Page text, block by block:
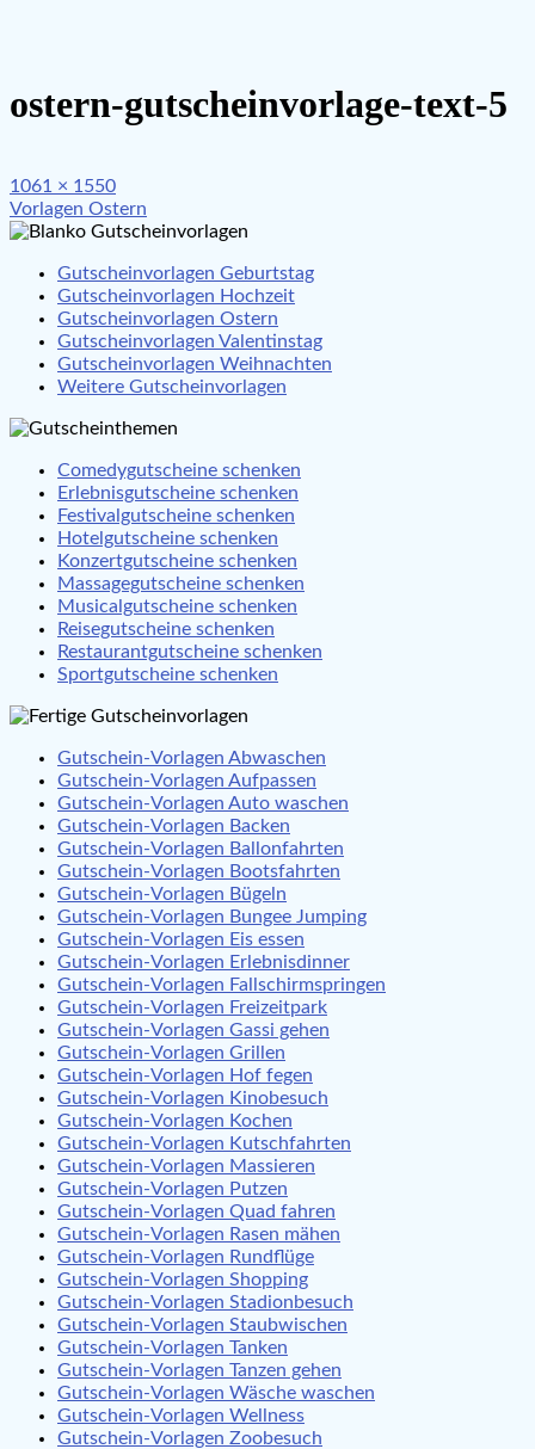
ostern-gutscheinvorlage-text-5
Full
size
1061 × 1550
Beitragsnavigation
Vorlagen Ostern
Gutscheinvorlagen Geburtstag
Gutscheinvorlagen Hochzeit
Gutscheinvorlagen Ostern
Gutscheinvorlagen Valentinstag
Gutscheinvorlagen Weihnachten
Weitere Gutscheinvorlagen
Comedygutscheine schenken
Erlebnisgutscheine schenken
Festivalgutscheine schenken
Hotelgutscheine schenken
Konzertgutscheine schenken
Massagegutscheine schenken
Musicalgutscheine schenken
Reisegutscheine schenken
Restaurantgutscheine schenken
Sportgutscheine schenken
Gutschein-Vorlagen Abwaschen
Gutschein-Vorlagen Aufpassen
Gutschein-Vorlagen Auto waschen
Gutschein-Vorlagen Backen
Gutschein-Vorlagen Ballonfahrten
Gutschein-Vorlagen Bootsfahrten
Gutschein-Vorlagen Bügeln
Gutschein-Vorlagen Bungee Jumping
Gutschein-Vorlagen Eis essen
Gutschein-Vorlagen Erlebnisdinner
Gutschein-Vorlagen Fallschirmspringen
Gutschein-Vorlagen Freizeitpark
Gutschein-Vorlagen Gassi gehen
Gutschein-Vorlagen Grillen
Gutschein-Vorlagen Hof fegen
Gutschein-Vorlagen Kinobesuch
Gutschein-Vorlagen Kochen
Gutschein-Vorlagen Kutschfahrten
Gutschein-Vorlagen Massieren
Gutschein-Vorlagen Putzen
Gutschein-Vorlagen Quad fahren
Gutschein-Vorlagen Rasen mähen
Gutschein-Vorlagen Rundflüge
Gutschein-Vorlagen Shopping
Gutschein-Vorlagen Stadionbesuch
Gutschein-Vorlagen Staubwischen
Gutschein-Vorlagen Tanken
Gutschein-Vorlagen Tanzen gehen
Gutschein-Vorlagen Wäsche waschen
Gutschein-Vorlagen Wellness
Gutschein-Vorlagen Zoobesuch